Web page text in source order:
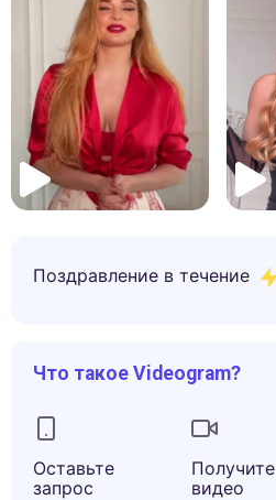
Поздравление в течение
Что такое Videogram?
Оставьте
запрос
Получите
видео